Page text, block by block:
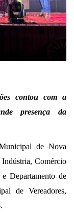
contou com a
presença da
de Nova
Comércio
Departamento de
de Vereadores,